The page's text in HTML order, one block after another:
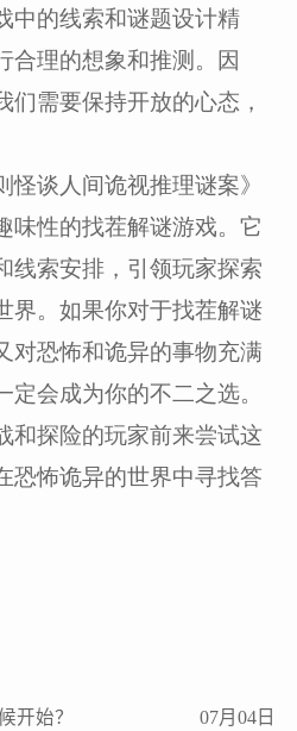
中的线索和谜题设计精
合理的想象和推测。因
需要保持开放的心态，
谈人间诡视推理谜案》
味性的找茬解谜游戏。它
线索安排，引领玩家探索
界。如果你对于找茬解谜
对恐怖和诡异的事物充满
会成为你的不二之选。
和探险的玩家前来尝试这
恐怖诡异的世界中寻找答
开始？ 07月04日